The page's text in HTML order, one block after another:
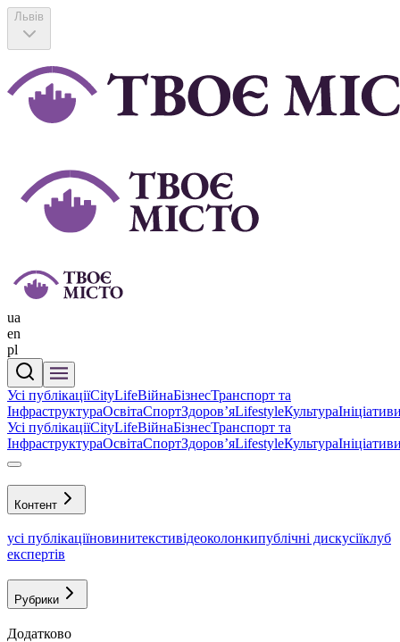
Львів
ua
en
pl
Усі публікаціїCityLifeВійнаБізнесТранспорт та
ІнфраструктураОсвітаСпортЗдоровʼяLifestyleКультура
Усі публікаціїCityLifeВійнаБізнесТранспорт та
ІнфраструктураОсвітаСпортЗдоровʼяLifestyleКультура
Контент
усі публікаціїновинитекстивідеоколонкипублічні дискусіїклуб
експертів
Рубрики
Додатково